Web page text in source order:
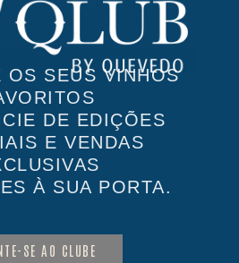
OS SEUS VINHOS
DE EDIÇÕES
E VENDAS
À SUA PORTA.
SE AO CLUBE